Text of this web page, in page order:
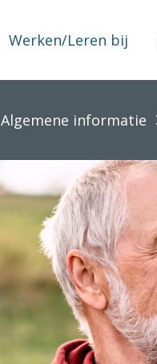
Werken/Leren bij
Algemene informatie